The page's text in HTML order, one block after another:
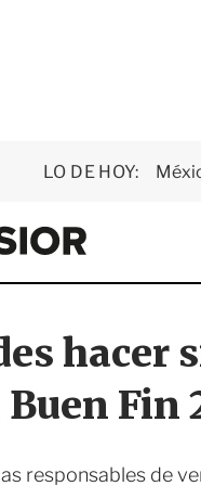
LO DE HOY:
E
x
e
i
o
r
hacer
Fin
responsables de